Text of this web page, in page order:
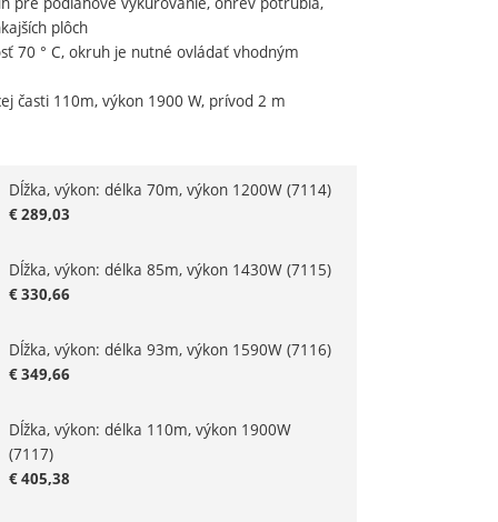
plôch
70 ° C, okruh je nutné ovládať vhodným
časti 110m, výkon 1900 W, prívod 2 m
Dĺžka, výkon: délka 70m, výkon 1200W (7114)
€289,03
Dĺžka, výkon: délka 85m, výkon 1430W (7115)
€330,66
Dĺžka, výkon: délka 93m, výkon 1590W (7116)
€349,66
Dĺžka, výkon: délka 110m, výkon 1900W
(7117)
€405,38